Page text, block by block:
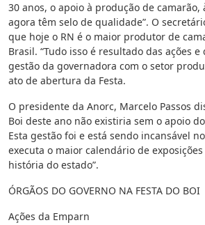
30 anos, o apoio à produção de
agora têm selo de qualidade”. O
que hoje o RN é o maior produtor de
Brasil. “Tudo isso é resultado das ações
gestão da governadora com o setor
ato de abertura da Festa.
O presidente da Anorc, Marcelo Passos
Boi deste ano não existiria sem o apoio
Esta gestão foi e está sendo incansável
executa o maior calendário de
história do estado”.
ÓRGÃOS DO GOVERNO NA FESTA DO BOI
Ações da Emparn